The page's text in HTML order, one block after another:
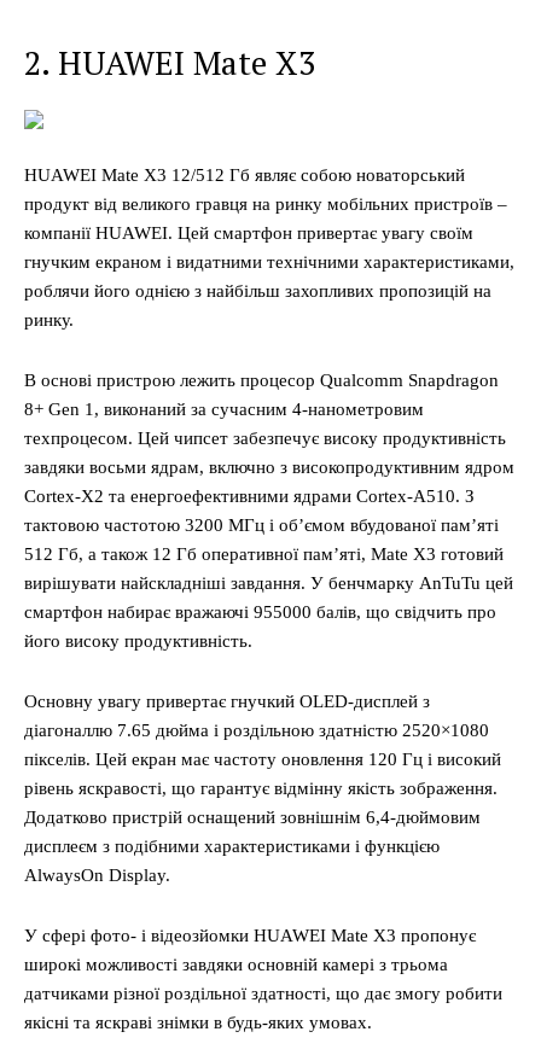
2. HUAWEI Mate X3
HUAWEI Mate X3 12/512 Гб являє собою новаторський
продукт від великого гравця на ринку мобільних пристроїв –
компанії HUAWEI. Цей смартфон привертає увагу своїм
гнучким екраном і видатними технічними характеристиками,
роблячи його однією з найбільш захопливих пропозицій на
ринку.
В основі пристрою лежить процесор Qualcomm Snapdragon
8+ Gen 1, виконаний за сучасним 4-нанометровим
техпроцесом. Цей чипсет забезпечує високу продуктивність
завдяки восьми ядрам, включно з високопродуктивним ядром
Cortex-X2 та енергоефективними ядрами Cortex-A510. З
тактовою частотою 3200 МГц і об’ємом вбудованої пам’яті
512 Гб, а також 12 Гб оперативної пам’яті, Mate X3 готовий
вирішувати найскладніші завдання. У бенчмарку AnTuTu цей
смартфон набирає вражаючі 955000 балів, що свідчить про
його високу продуктивність.
Основну увагу привертає гнучкий OLED-дисплей з
діагоналлю 7.65 дюйма і роздільною здатністю 2520×1080
пікселів. Цей екран має частоту оновлення 120 Гц і високий
рівень яскравості, що гарантує відмінну якість зображення.
Додатково пристрій оснащений зовнішнім 6,4-дюймовим
дисплеєм з подібними характеристиками і функцією
AlwaysOn Display.
У сфері фото- і відеозйомки HUAWEI Mate X3 пропонує
широкі можливості завдяки основній камері з трьома
датчиками різної роздільної здатності, що дає змогу робити
якісні та яскраві знімки в будь-яких умовах.